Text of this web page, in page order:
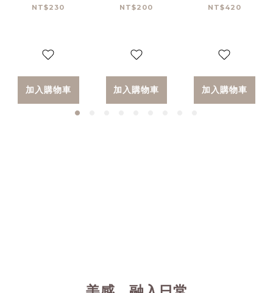
橡皮擦
NT$230
加入購物車
筆器
NT$200
加入購物車
溫柔安全剪刀
NT$420
加入購物車